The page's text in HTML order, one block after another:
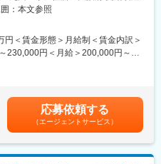
：各営業担当はきちんとフォロー
担当します。週1回～月1回まで各
し、目指すキャリアや人生設計の
み相談まで話し合い、技術者の希
性技術者の育休・産休取得実績も
んでいくポジションです。
社でスキルアップできます！◆
、会社に依存する形ではなく手に
ったが、未経験なのでチャレンジ
：本文参照
円＜賃金形態＞月給制＜賃金内訳＞
230,000円＜月給＞200,000円～
額支給です。■昇給年1回、賞与年
28歳(経験5年)、年収595万円／38歳
安の金額であり、選考を通じて上
(月額)は固定手当を含めた表記で
応募依頼する
（エージェントサービス）